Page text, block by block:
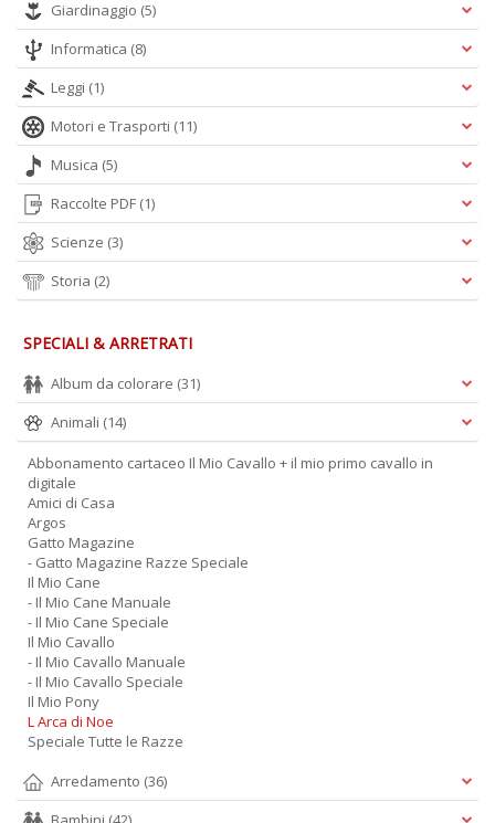
Giardinaggio (5)
Informatica (8)
Leggi (1)
Motori e Trasporti (11)
Musica (5)
Raccolte PDF (1)
Scienze (3)
Storia (2)
SPECIALI & ARRETRATI
Album da colorare (31)
Animali (14)
Abbonamento cartaceo Il Mio Cavallo + il mio primo cavallo in
digitale
Amici di Casa
Argos
Gatto Magazine
- Gatto Magazine Razze Speciale
Il Mio Cane
- Il Mio Cane Manuale
- Il Mio Cane Speciale
Il Mio Cavallo
- Il Mio Cavallo Manuale
- Il Mio Cavallo Speciale
Il Mio Pony
L Arca di Noe
Speciale Tutte le Razze
Arredamento (36)